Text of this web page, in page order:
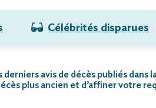
Célébrités disparues
avis de décès publiés dans
plus ancien et d’affiner votre